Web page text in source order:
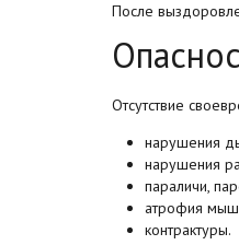
После
Отсутствие
нарушения
нарушения
параличи,
атрофия
контрактуры.